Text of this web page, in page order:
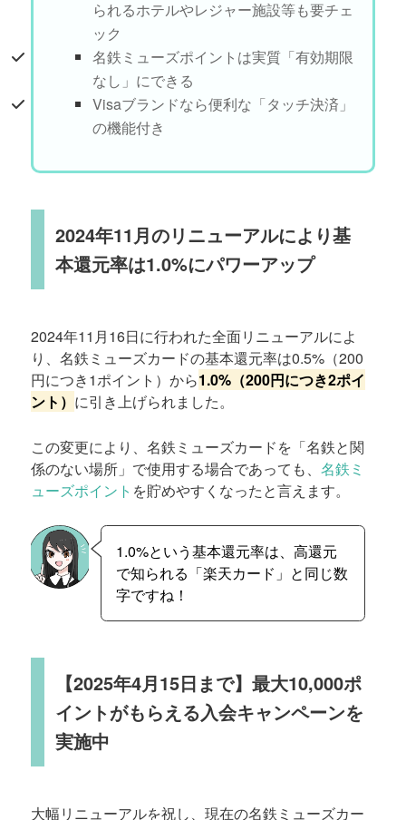
られるホテルやレジャー施設等も要チェ
ック
名鉄ミューズポイントは実質「有効期限
なし」にできる
Visaブランドなら便利な「タッチ決済」
の機能付き
2024年11月のリニューアルにより基
本還元率は1.0%にパワーアップ
2024年11月16日に行われた全面リニューアルによ
り、名鉄ミューズカードの基本還元率は0.5%（200
円につき1ポイント）から1.0%（200円につき2ポイ
ント） に引き上げられました。
この変更により、名鉄ミューズカードを「名鉄と関
係のない場所」で使用する場合であっても、名鉄ミ
ューズポイント を貯めやすくなったと言えます。
1.0%という基本還元率は、高還元
で知られる「楽天カード」と同じ数
字ですね！
【2025年4月15日まで】最大10,000ポ
イントがもらえる入会キャンペーンを
実施中
大幅リニューアルを祝し、現在の名鉄ミューズカー